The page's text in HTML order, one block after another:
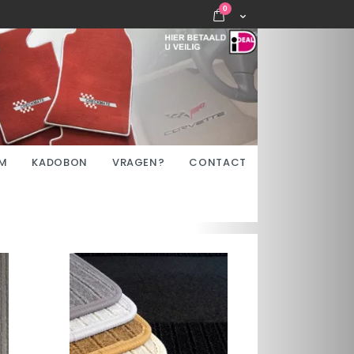
Cart
0 items
KADOBON VRAGEN? CONTACT